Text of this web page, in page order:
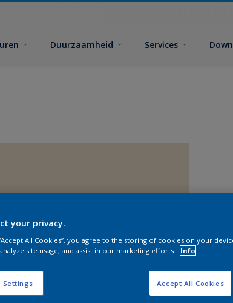
Duurzaamheid Services
your privacy.
All Cookies”, you agree to the storing of cookies on your
site usage, and assist in our marketing efforts.
Info
Settings Accept All Cookies